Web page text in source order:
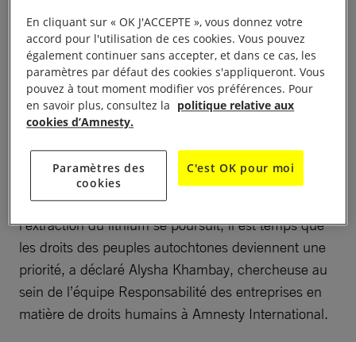
« Dans la course aux minerais dits “critiques”, le
gouvernement actuel de Donald Trump accélère
l’attribution de permis miniers tout en affaiblissant
les contrôles et valide à la hâte des projets
l’environnement et des droits humains. Il favorise les
priorités politiques et industrielles plutôt que ce dont
la société a réellement besoin. Alors que l’essor de
l’extraction du lithium se poursuit, il est temps que
les droits des peuples autochtones deviennent une
priorité, a déclaré Alysha Khambay, chercheuse au
sein de l’équipe Responsabilité des entreprises en
matière de droits humains à Amnesty International.
En cliquant sur « OK J'ACCEPTE », vous donnez votre
accord pour l'utilisation de ces cookies. Vous pouvez
également continuer sans accepter, et dans ce cas, les
paramètres par défaut des cookies s'appliqueront. Vous
pouvez à tout moment modifier vos préférences. Pour
en savoir plus, consultez la politique relative aux
cookies d’Amnesty.
Paramètres des
cookies
C'est OK pour moi